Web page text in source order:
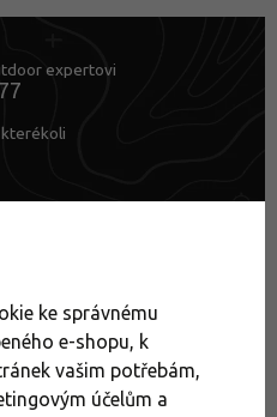
výletě - jak je vybírat?
expertovi
ke správnému
e-shopu, k
vašim potřebám,
účelům a